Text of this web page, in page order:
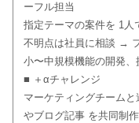
ーフル担当
指定テーマの案件を 1人
不明点は社員に相談 →
小〜中規模機能の開発
■ ＋αチャレンジ
マーケティングチーム
やブログ記事 を共同制作